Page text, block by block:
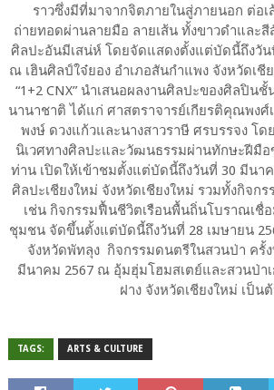
ราวซึ่งมีที่มาจากจิตภายในสู่ภายนอก ต่อเ
ถ่ายทอดผ่านลายมือ ลายเส้น ทั้งขาวดำและ
ศิลปะอันมีเสน่ห์ โดยจัดแสดงตั้งแต่บัดนี้ถึงวั
ณ เฮินศิลป์ใจ๋ยอง อำเภอสันกำแพง จังหวัดเชี
“1+2 CNX” นำเสนอผลงานศิลปะของศิลปิน
นานาชาติ ได้แก่ ศาสตราจารย์เกียรติคุณพงศ์
พงษ์ ดวงแก้วและนางสาวราษี ศรบรรจง โด
นิเวศทางศิลปะและวัฒนธรรมผ่านทักษะฝีมื
ท่าน เปิดให้เข้าชมตั้งแต่บัดนี้ถึงวันที่ 30 มีน
ศิลปะเชียงใหม่ จังหวัดเชียงใหม่ รวมทั้งกิจก
เช่น กิจกรรมฟื้นชีวิตเรือนพื้นถิ่นโบราณเชื่
ชุมชน จัดขึ้นตั้งแต่บัดนี้ถึงวันที่ 28 เมษายน
จังหวัดพัทลุง กิจกรรมดนตรีในสวนป่า ครั้
มีนาคม 2567 ณ อุ้มฮุ่มโฮมสเตย์และสวนป่า
ฝาง จังหวัดเชียงใหม่ เป็น
TAGS: ARTS & CULTURE